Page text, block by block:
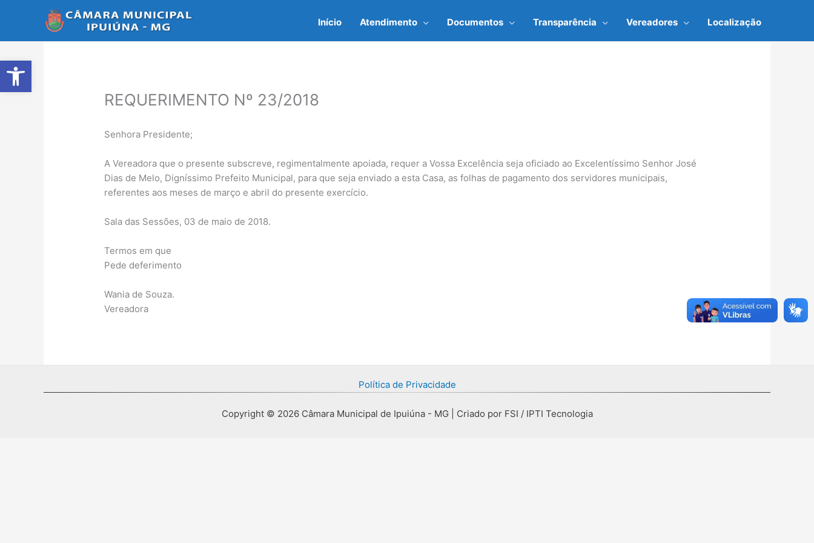
Abrir a barra de ferramentas
Início Atendimento Documentos Transparência Vereadores Localização
REQUERIMENTO Nº 23/2018
Senhora Presidente;
A Vereadora que o presente subscreve, regimentalmente apoiada, requer a Vossa Excelência seja oficiado ao Excelentíssimo Senhor José
Dias de Melo, Digníssimo Prefeito Municipal, para que seja enviado a esta Casa, as folhas de pagamento dos servidores municipais,
referentes aos meses de março e abril do presente exercício.
Sala das Sessões, 03 de maio de 2018.
Termos em que
Pede deferimento
Wania de Souza.
Vereadora
Política de Privacidade
Copyright © 2026 Câmara Municipal de Ipuiúna - MG | Criado por FSI / IPTI Tecnologia